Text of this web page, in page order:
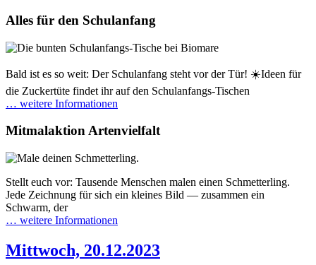
Alles für den Schulanfang
Bald ist es so weit: Der Schulanfang steht vor der Tür! ☀️Ideen für
die Zuckertüte findet ihr auf den Schulanfangs-Tischen
… weitere Informationen
Mitmalaktion Artenvielfalt
Stellt euch vor: Tausende Menschen malen einen Schmetterling.
Jede Zeichnung für sich ein kleines Bild — zusammen ein
Schwarm, der
… weitere Informationen
Mittwoch, 20.12.2023